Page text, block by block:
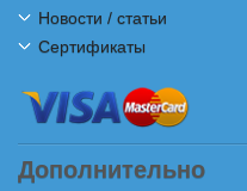
Новости / статьи
Сертификаты
Дополнительно